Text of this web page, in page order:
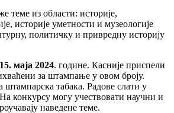
теме из области: историје,
историје уметности и музеологије
политичку и привредну историју
15. маја 2024. године. Касније приспели
за штампање у овом броју.
штампарска табака. Радове слати у
конкурсу могу учествовати научни и
наведене теме.